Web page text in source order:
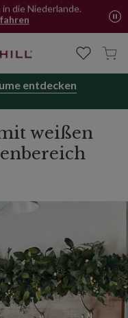
die Niederlande.
entdecken
weißen